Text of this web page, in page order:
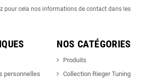
pour cela nos informations de contact dans les
personnelles
NOS CATÉGORIES
Produits
Collection Rieger Tuning